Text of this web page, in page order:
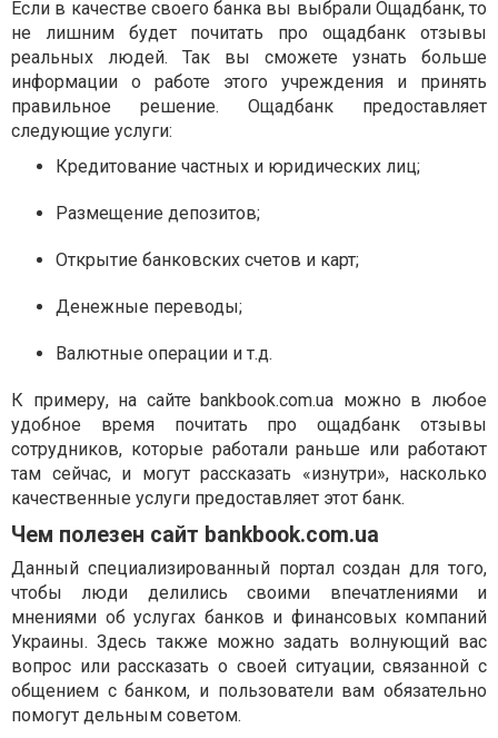
Если в качестве своего банка вы выбрали Ощадбанк, то
не лишним будет почитать про ощадбанк отзывы
реальных людей. Так вы сможете узнать больше
информации о работе этого учреждения и принять
правильное решение. Ощадбанк предоставляет
следующие услуги:
Кредитование частных и юридических лиц;
Размещение депозитов;
Открытие банковских счетов и карт;
Денежные переводы;
Валютные операции и т.д.
К примеру, на сайте bankbook.com.ua можно в любое
удобное время почитать про ощадбанк отзывы
сотрудников, которые работали раньше или работают
там сейчас, и могут рассказать «изнутри», насколько
качественные услуги предоставляет этот банк.
Чем полезен сайт bankbook.com.ua
Данный специализированный портал создан для того,
чтобы люди делились своими впечатлениями и
мнениями об услугах банков и финансовых компаний
Украины. Здесь также можно задать волнующий вас
вопрос или рассказать о своей ситуации, связанной с
общением с банком, и пользователи вам обязательно
помогут дельным советом.